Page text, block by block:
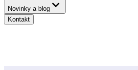
Novinky a blog
Kontakt